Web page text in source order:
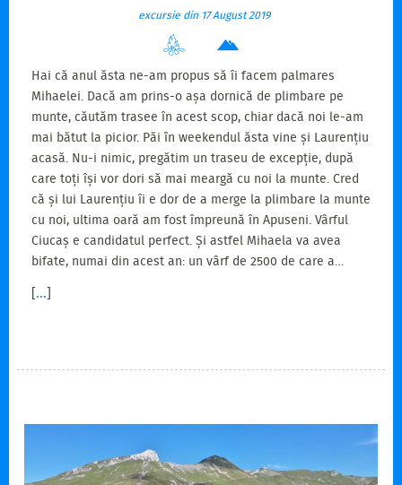
excursie din 17 August 2019
Hai că anul ăsta ne-am propus să îi facem palmares
Mihaelei. Dacă am prins-o așa dornică de plimbare pe
munte, căutăm trasee în acest scop, chiar dacă noi le-am
mai bătut la picior. Păi în weekendul ăsta vine și Laurențiu
acasă. Nu-i nimic, pregătim un traseu de excepție, după
care toți își vor dori să mai meargă cu noi la munte. Cred
că și lui Laurențiu îi e dor de a merge la plimbare la munte
cu noi, ultima oară am fost împreună în Apuseni. Vârful
Ciucaș e candidatul perfect. Și astfel Mihaela va avea
bifate, numai din acest an: un vârf de 2500 de care a…
[...]